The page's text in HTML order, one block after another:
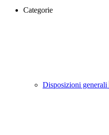
Categorie
Disposizioni generali